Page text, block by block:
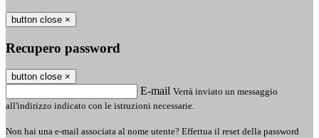
button close ×
Recupero password
button close ×
E-mail Verrà inviato un messaggio
all'indirizzo indicato con le istruzioni necessarie.
Non hai una e-mail associata al nome utente? Effettua il reset della password